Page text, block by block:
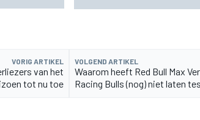
VORIG ARTIKEL
van het
tot nu toe
VOLGEND ARTIKEL
Waarom heeft Red Bull Max
Racing Bulls (nog) niet laten